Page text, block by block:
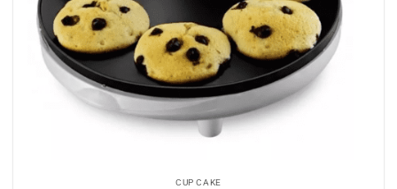
CUP CAKE